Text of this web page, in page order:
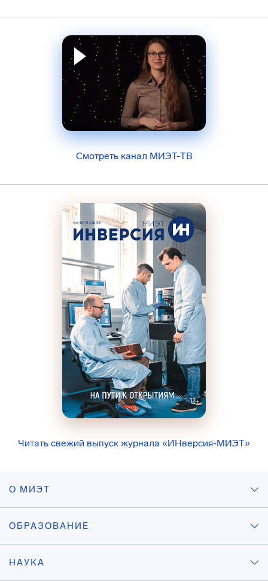
Смотреть канал МИЭТ-ТВ
Читать свежий выпуск журнала «ИНверсия-МИЭТ»
О МИЭТ
ОБРАЗОВАНИЕ
НАУКА